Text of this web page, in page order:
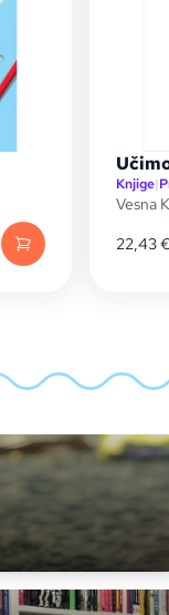
Knjige|
Vesna
22,43